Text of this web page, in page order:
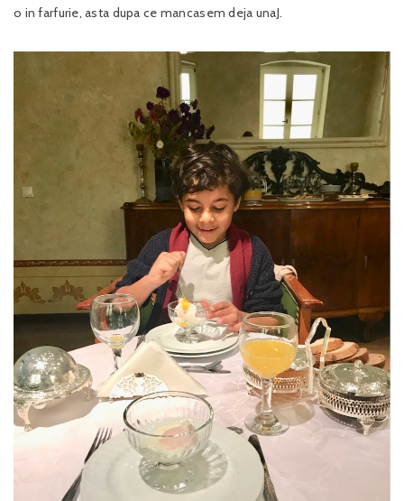
o in farfurie, asta dupa ce mancasem deja unaJ.